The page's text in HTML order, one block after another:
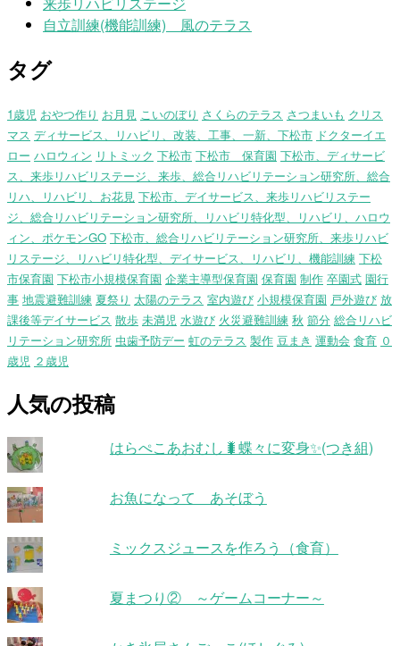
自立訓練(機能訓練) 風のテラス
タグ
1歳児 おやつ作り お月見 こいのぼり さくらのテラス さつまいも クリス
マス ディサービス、リハビリ、改装、工事、一新、下松市 ドクターイエ
ロー ハロウィン リトミック 下松市 下松市 保育園 下松市、ディサービ
ス、来歩リハビリステージ、来歩、総合リハビリテーション研究所、総合
リハ、リハビリ、お花見 下松市、デイサービス、来歩リハビリステー
ジ、総合リハビリテーション研究所、リハビリ特化型、リハビリ、ハロウ
ィン、ポケモンGO 下松市、総合リハビリテーション研究所、来歩リハビ
リステージ、リハビリ特化型、デイサービス、リハビリ、機能訓練 下松
市保育園 下松市小規模保育園 企業主導型保育園 保育園 制作 卒園式 園行
事 地震避難訓練 夏祭り 太陽のテラス 室内遊び 小規模保育園 戸外遊び 放
課後等デイサービス 散歩 未満児 水遊び 火災避難訓練 秋 節分 総合リハビ
リテーション研究所 虫歯予防デー 虹のテラス 製作 豆まき 運動会 食育 ０
歳児 ２歳児
人気の投稿
はらぺこあおむし🐛蝶々に変身✨(つき組)
お魚になって あそぼう
ミックスジュースを作ろう（食育）
夏まつり② ～ゲームコーナー～